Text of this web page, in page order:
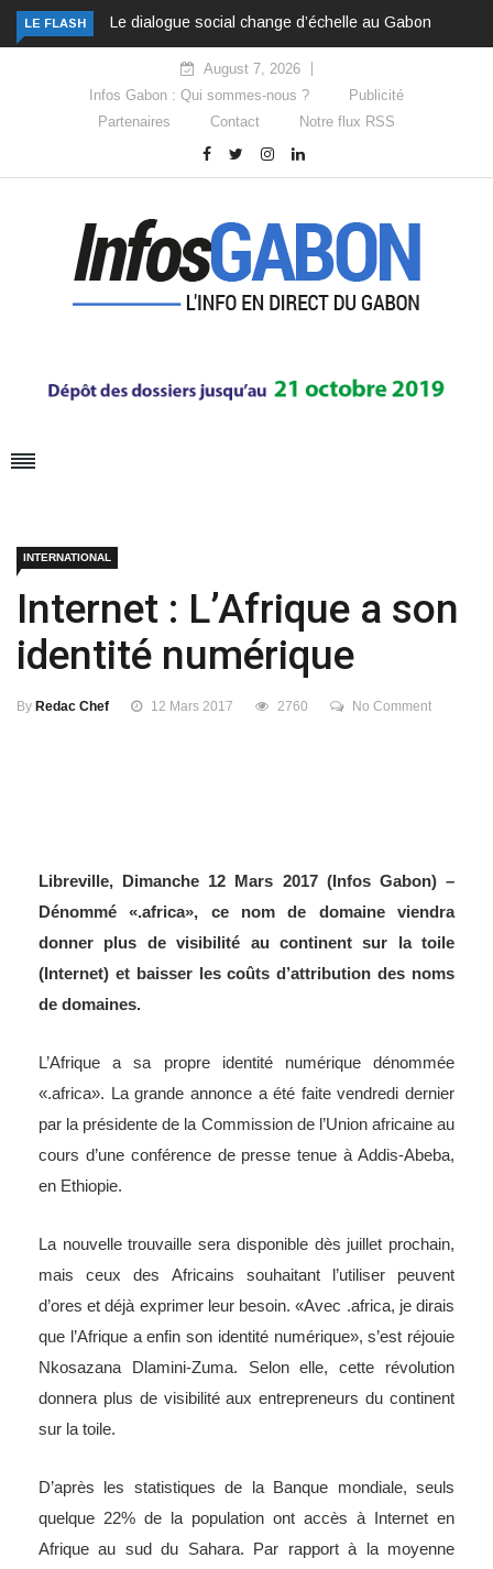
LE FLASH Le dialogue social change d’échelle au Gabon
August 7, 2026
Infos Gabon : Qui sommes-nous ?
Publicité
Partenaires
Contact Notre flux RSS
INTERNATIONAL
Internet : L’Afrique a son
identité numérique
By Redac Chef 12 Mars 2017 2760 No Comment
Libreville, Dimanche 12 Mars 2017 (Infos Gabon) –
Dénommé «.africa», ce nom de domaine viendra
donner plus de visibilité au continent sur la toile
(Internet) et baisser les coûts d’attribution des noms
de domaines.
L’Afrique a sa propre identité numérique dénommée
«.africa». La grande annonce a été faite vendredi dernier
par la présidente de la Commission de l’Union africaine au
cours d’une conférence de presse tenue à Addis-Abeba,
en Ethiopie.
La nouvelle trouvaille sera disponible dès juillet prochain,
mais ceux des Africains souhaitant l’utiliser peuvent
d’ores et déjà exprimer leur besoin. «Avec .africa, je dirais
que l’Afrique a enfin son identité numérique», s’est réjouie
Nkosazana Dlamini-Zuma. Selon elle, cette révolution
donnera plus de visibilité aux entrepreneurs du continent
sur la toile.
D’après les statistiques de la Banque mondiale, seuls
quelque 22% de la population ont accès à Internet en
Afrique au sud du Sahara. Par rapport à la moyenne